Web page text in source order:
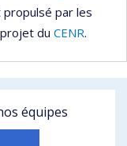
par les
du CENR.
équipes